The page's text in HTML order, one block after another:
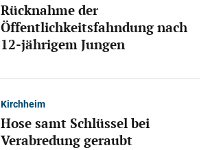
Rücknahme der
Öffentlichkeitsfahndung nach
12-jährigem Jungen
Kirchheim
Hose samt Schlüssel bei
Verabredung geraubt